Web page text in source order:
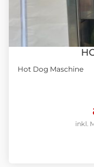
Hot Dog Maschine
inkl.